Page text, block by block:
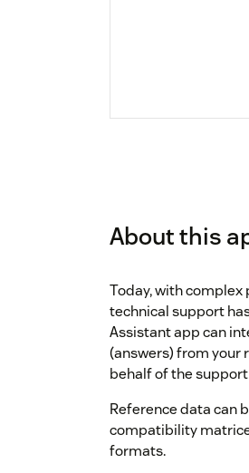
About this
Today, with
technical support
Assistant app can
(answers) from your
behalf of the
Reference data can
compatibility
formats.